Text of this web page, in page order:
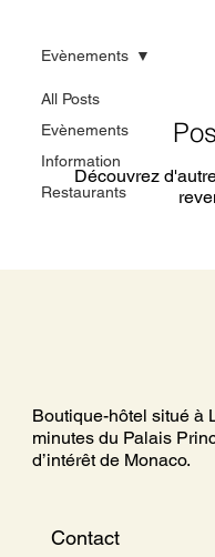
All Posts
Evènements
Information
Restaurants
Evènements
Découvrez
Boutique-hôtel situé à
minutes du Palais
d’intérêt de Monaco.
Contact